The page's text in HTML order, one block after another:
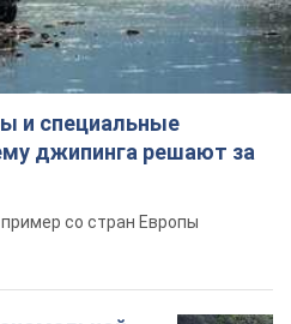
и специальные
джипинга решают за
со стран Европы